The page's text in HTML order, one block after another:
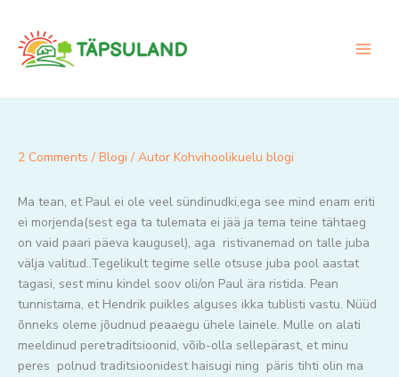
content
2 Comments / Blogi / Autor Kohvihoolikuelu blogi
Ma tean, et Paul ei ole veel sündinudki,ega see mind enam eriti
ei morjenda(sest ega ta tulemata ei jää ja tema teine tähtaeg
on vaid paari päeva kaugusel), aga ristivanemad on talle juba
välja valitud..Tegelikult tegime selle otsuse juba pool aastat
tagasi, sest minu kindel soov oli/on Paul ära ristida. Pean
tunnistama, et Hendrik puikles alguses ikka tublisti vastu. Nüüd
õnneks oleme jõudnud peaaegu ühele lainele. Mulle on alati
meeldinud peretraditsioonid, võib-olla sellepärast, et minu
peres polnud traditsioonidest haisugi ning päris tihti olin ma